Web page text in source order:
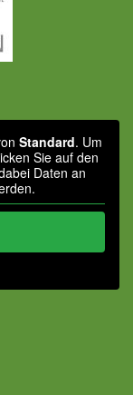
Standard. Um
Sie auf den
Daten an